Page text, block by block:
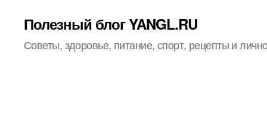
Полезный блог YANGL.RU
Советы, здоровье, питание, спорт, рецепты и